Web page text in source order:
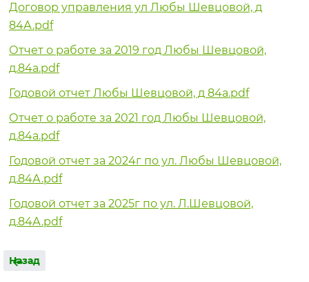
Договор управления ул Любы Шевцовой, д
84А.pdf
Отчет о работе за 2019 год Любы Шевцовой,
д.84а.pdf
Годовой отчет Любы Шевцовой, д 84а.pdf
Отчет о работе за 2021 год Любы Шевцовой,
д.84а.pdf
Годовой отчет за 2024г по ул. Любы Шевцовой,
д.84А.pdf
Годовой отчет за 2025г по ул. Л.Шевцовой,
д.84А.pdf
Назад